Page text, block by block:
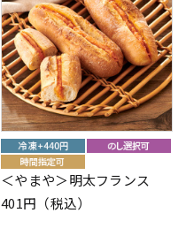
＜やまや＞明太フランス
401円（税込）